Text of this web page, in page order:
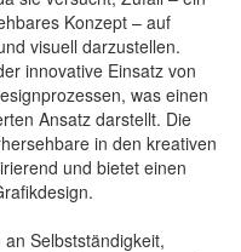
Konzept – auf
visuell darzustellen.
innovative Einsatz von
was einen
Ansatz darstellt. Die
in den kreativen
und bietet einen
Selbstständigkeit,